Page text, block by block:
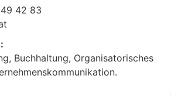
42 83
Buchhaltung, Organisatorisches